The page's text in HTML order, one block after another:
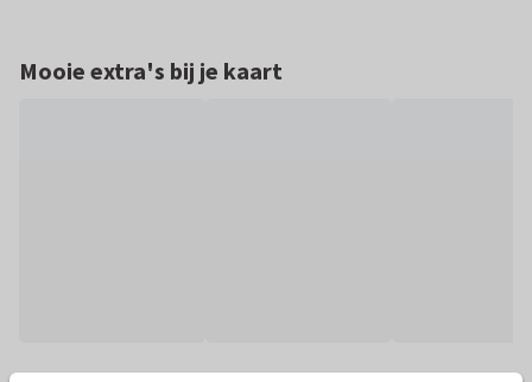
Mooie extra's bij je kaart